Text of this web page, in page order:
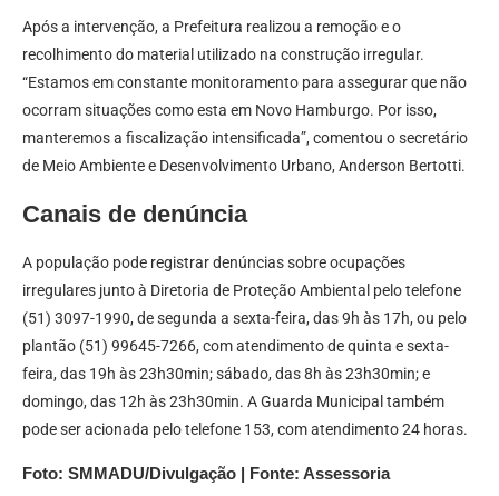
Após a intervenção, a Prefeitura realizou a remoção e o
recolhimento do material utilizado na construção irregular.
“Estamos em constante monitoramento para assegurar que não
ocorram situações como esta em Novo Hamburgo. Por isso,
manteremos a fiscalização intensificada”, comentou o secretário
de Meio Ambiente e Desenvolvimento Urbano, Anderson Bertotti.
Canais de denúncia
A população pode registrar denúncias sobre ocupações
irregulares junto à Diretoria de Proteção Ambiental pelo telefone
(51) 3097-1990, de segunda a sexta-feira, das 9h às 17h, ou pelo
plantão (51) 99645-7266, com atendimento de quinta e sexta-
feira, das 19h às 23h30min; sábado, das 8h às 23h30min; e
domingo, das 12h às 23h30min. A Guarda Municipal também
pode ser acionada pelo telefone 153, com atendimento 24 horas.
Foto: SMMADU/Divulgação | Fonte: Assessoria